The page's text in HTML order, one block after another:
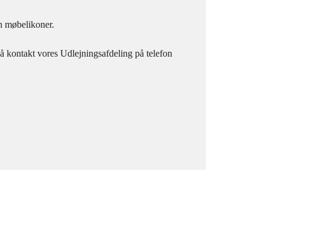
møbelikoner.
kontakt vores Udlejningsafdeling på telefon